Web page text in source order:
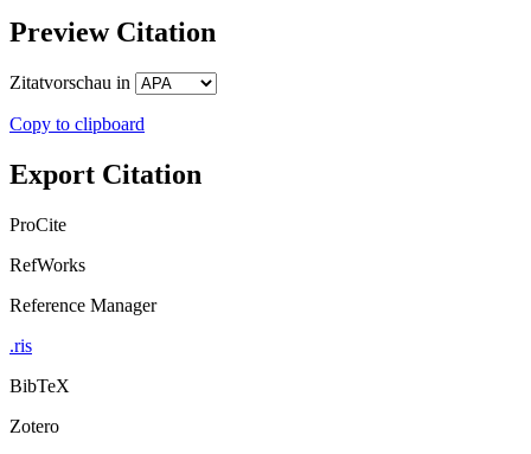
Preview Citation
Zitatvorschau in
Copy to clipboard
Export Citation
ProCite
RefWorks
Reference Manager
.ris
BibTeX
Zotero